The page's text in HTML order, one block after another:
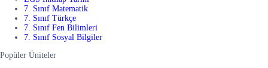
7. Sınıf Matematik
7. Sınıf Türkçe
7. Sınıf Fen Bilimleri
7. Sınıf Sosyal Bilgiler
Popüler Üniteler